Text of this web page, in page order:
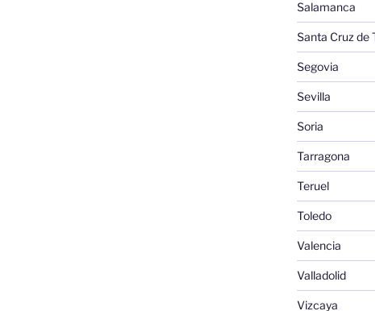
Salamanca
Santa Cruz de
Segovia
Sevilla
Soria
Tarragona
Teruel
Toledo
Valencia
Valladolid
Vizcaya